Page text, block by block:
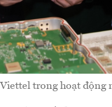
trong hoạt động